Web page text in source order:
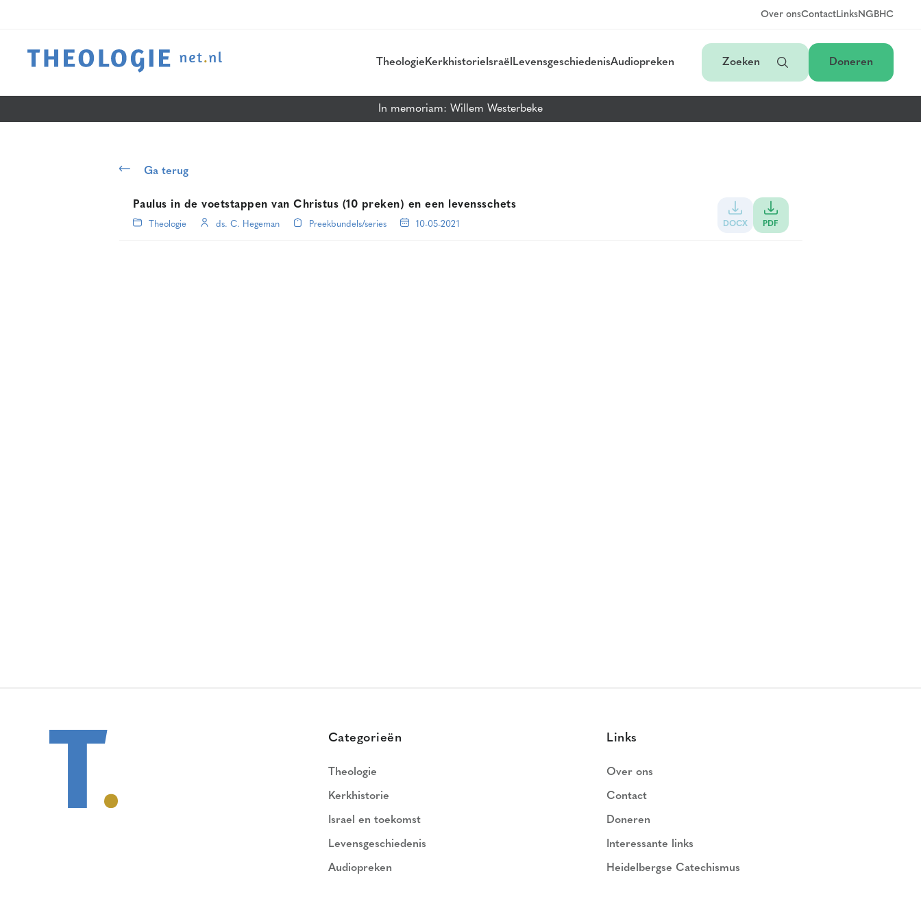
Over onsContactLinksNGBHC
Theologie Kerkhistorie Israël LevensgeschiedenisAudiopreken Zoeken Doneren
In memoriam: Willem Westerbeke
Ga terug
Paulus in de voetstappen van Christus (10 preken) en een levensschets
Theologie ds. C. Hegeman Preekbundels/series 10-05-2021 DOCX PDF
Categorieën
Theologie
Kerkhistorie
Israel en toekomst
Levensgeschiedenis
Audiopreken
Links
Over ons
Contact
Doneren
Interessante links
Heidelbergse Catechismus